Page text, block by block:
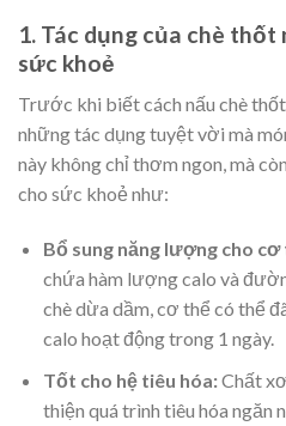
1. Tác dụng của chè
sức khoẻ
Trước khi biết cách nấu chè
những tác dụng tuyệt vời mà
này không chỉ thơm ngon, mà
cho sức khoẻ như:
Bổ sung năng lượng cho cơ
chứa hàm lượng calo và
chè dừa dầm, cơ thể có thể
calo hoạt động trong 1 ngày.
Tốt cho hệ tiêu hóa:Chất
thiện quá trình tiêu hóa ngăn